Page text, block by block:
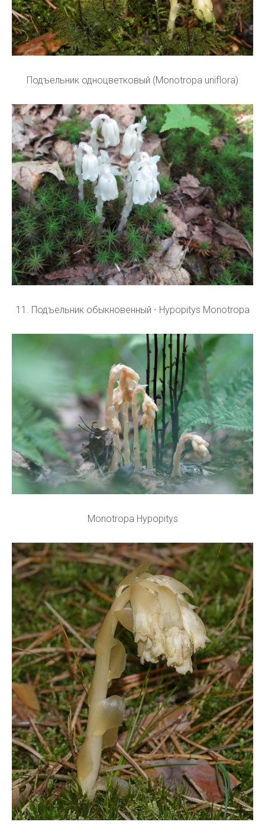
Подъельник одноцветковый (Monotropa uniflora)
11. Подъельник обыкновенный - Hypopitys Monotropa
Monotropa Hypopitys